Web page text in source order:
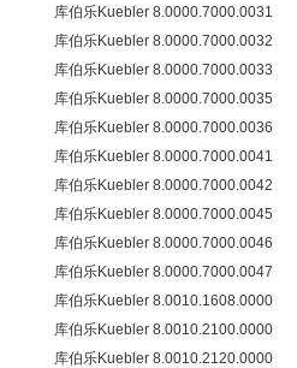
库伯乐Kuebler 8.0000.7000.0031
库伯乐Kuebler 8.0000.7000.0032
库伯乐Kuebler 8.0000.7000.0033
库伯乐Kuebler 8.0000.7000.0035
库伯乐Kuebler 8.0000.7000.0036
库伯乐Kuebler 8.0000.7000.0041
库伯乐Kuebler 8.0000.7000.0042
库伯乐Kuebler 8.0000.7000.0045
库伯乐Kuebler 8.0000.7000.0046
库伯乐Kuebler 8.0000.7000.0047
库伯乐Kuebler 8.0010.1608.0000
库伯乐Kuebler 8.0010.2100.0000
库伯乐Kuebler 8.0010.2120.0000